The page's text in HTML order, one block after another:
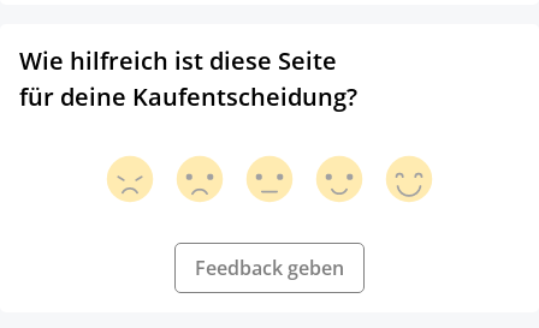
Wie hilfreich ist diese Seite
für deine Kaufentscheidung?
Feedback geben